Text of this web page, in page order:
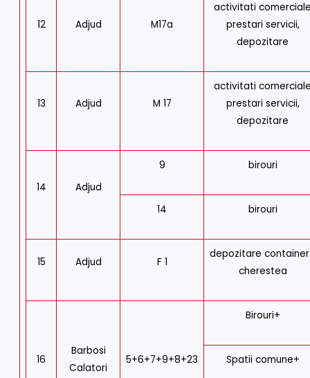
12 Adjud M17a
activitati
prestari servicii,
depozitare
13 Adjud M 17
activitati
prestari servicii,
depozitare
14 Adjud
9 birouri
14 birouri
15 Adjud F 1
depozitare
cherestea
16
Barbosi
Calatori
5+6+7+9+8+23
Birouri+
Spatii comune+